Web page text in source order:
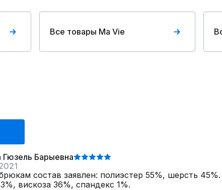
Все товары Ma Vie
Барыевна
состав заявлен: полиэстер 55%, шерсть
вискоза 36%, спандекс 1%.